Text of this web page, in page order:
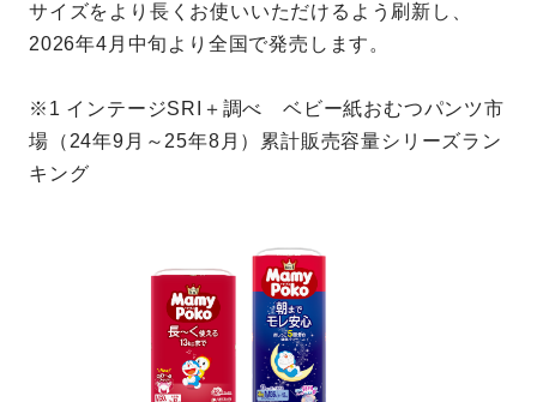
サイズをより長くお使いいただけるよう刷新し、
2026年4月中旬より全国で発売します。
※1 インテージSRI＋調べ ベビー紙おむつパンツ市
場（24年9月～25年8月）累計販売容量シリーズラン
キング